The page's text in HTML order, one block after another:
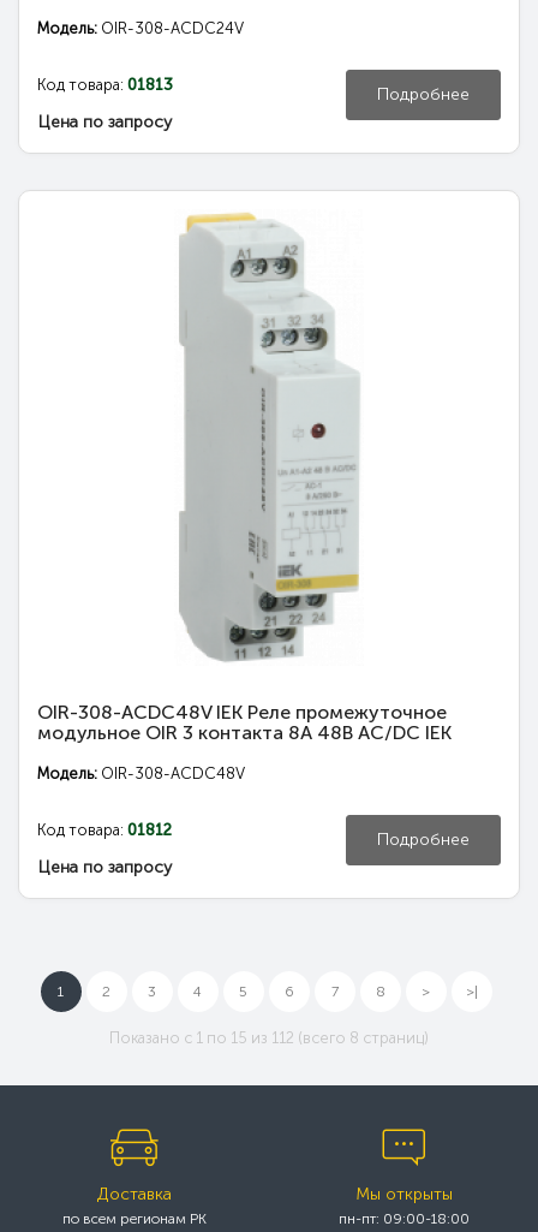
Модель: OIR-308-ACDC24V
Код товара: 01813
Цена по запросу
Подробнее
OIR-308-ACDC48V IEK Реле промежуточное
модульное OIR 3 контакта 8А 48В AC/DC IEK
Модель: OIR-308-ACDC48V
Код товара: 01812
Цена по запросу
Подробнее
1 2 3 4 5 6 7 8 > >|
Показано с 1 по 15 из 112 (всего 8 страниц)
Доставка
по всем регионам РК
Мы открыты
пн-пт: 09:00-18:00